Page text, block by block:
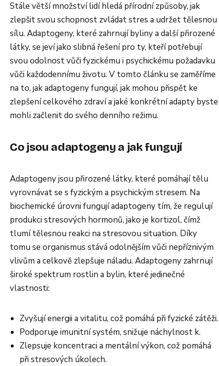
Stále větší množství lidí hledá přírodní způsoby, jak
zlepšit svou schopnost zvládat stres a udržet tělesnou
sílu. Adaptogeny, které zahrnují byliny a další přirozené
látky, se jeví jako slibná řešení pro ty, kteří potřebují
svou odolnost vůči fyzickému i psychickému požadavku
vůči každodennímu životu. V tomto článku se zaměříme
na to, jak adaptogeny fungují, jak mohou přispět ke
zlepšení celkového zdraví a jaké konkrétní adapty byste
mohli začlenit do svého denního režimu.
Co jsou adaptogeny a jak fungují
Adaptogeny jsou přirozené látky, které pomáhají tělu
vyrovnávat se s fyzickým a psychickým stresem. Na
biochemické úrovni fungují adaptogeny tím, že regulují
produkci stresových hormonů, jako je kortizol, čímž
tlumí tělesnou reakci na stresovou situation. Díky
tomu se organismus stává odolnějším vůči nepříznivým
vlivům a celkově zlepšuje náladu. Adaptogeny zahrnují
široké spektrum rostlin a bylin, které jedinečné
vlastnosti:
Zvyšují energii a vitalitu, což pomáhá při fyzické zátěži.
Podporuje imunitní systém, snižuje náchylnost k.
Zlepsuje koncentraci a mentální výkon, což pomáhá
při stresových úkolech.